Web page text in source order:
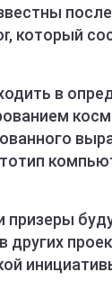
который
в